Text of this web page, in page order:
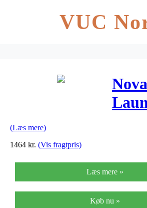
VUC
(Læs mere)
1464 kr. (Vis fragtpris)
Læs mere »
Køb nu »